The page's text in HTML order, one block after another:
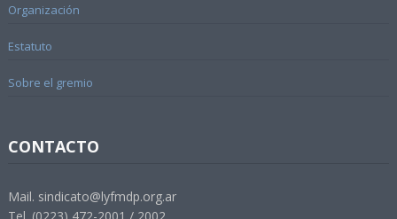
Organización
Estatuto
Sobre el gremio
CONTACTO
Mail. sindicato@lyfmdp.org.ar